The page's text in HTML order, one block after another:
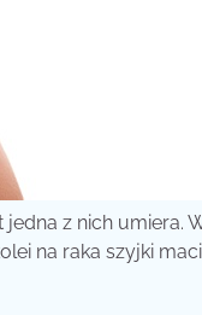
z nich umiera.
na raka szyjki